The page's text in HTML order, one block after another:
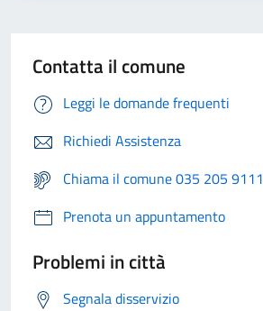
Contatta il comune
Leggi le domande frequenti
Richiedi Assistenza
Chiama il comune 035 205 9111
Prenota un appuntamento
Problemi in città
Segnala disservizio